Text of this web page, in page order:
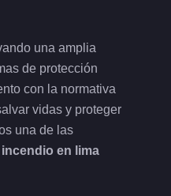
una amplia
de protección
con la normativa
vidas y proteger
una de las
en lima